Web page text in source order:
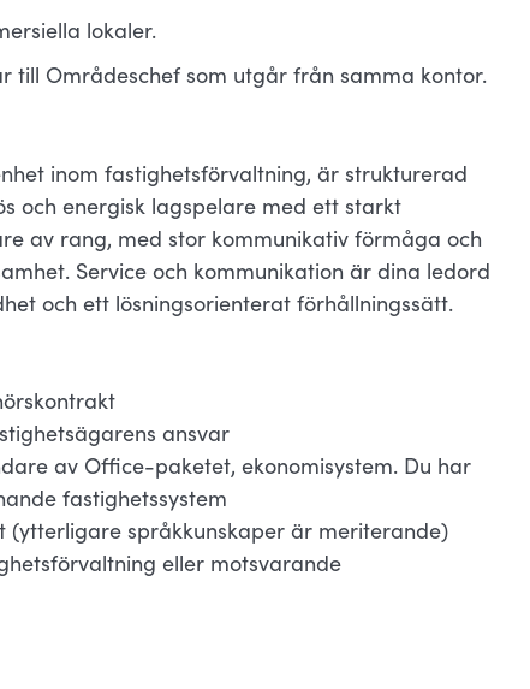
lokaler.
till Områdeschef som utgår från samma kontor.
inom fastighetsförvaltning, är strukturerad
och energisk lagspelare med ett starkt
av rang, med stor kommunikativ förmåga och
Service och kommunikation är dina ledord
och ett lösningsorienterat förhållningssätt.
ansvar
av Office-paketet, ekonomisystem. Du har
fastighetssystem
(ytterligare språkkunskaper är meriterande)
eller motsvarande